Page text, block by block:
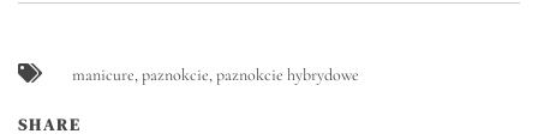
manicure,paznokcie,paznokcie hybrydowe
SHARE